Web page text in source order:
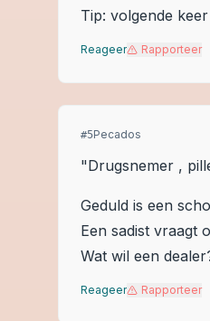
Tip: volgende
Reageer Rapporteer
#5Pecados
"Drugsnemer ,
Geduld is een
Een sadist vraagt
Wat wil een
Reageer Rapporteer